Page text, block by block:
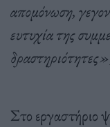
απομόνωση,
ευτυχία της
Στο εργαστήριο